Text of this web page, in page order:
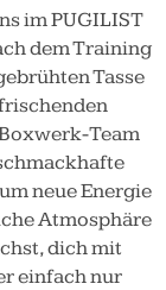
im PUGILIST
dem Training
Tasse
Team
neue Energie
Atmosphäre
dich mit
einfach nur